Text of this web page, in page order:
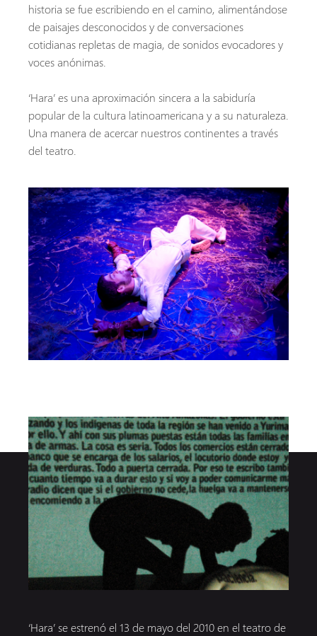
historia se fue escribiendo en el camino, alimentándose
de paisajes desconocidos y de conversaciones
cotidianas repletas de magia, de sonidos evocadores y
voces anónimas.
‘Hara’ es una aproximación sincera a la sabiduría
popular de la cultura latinoamericana y a su naturaleza.
Una manera de acercar nuestros continentes a través
del teatro.
‘Hara’ se estrenó el 13 de mayo del 2010 en el teatro de